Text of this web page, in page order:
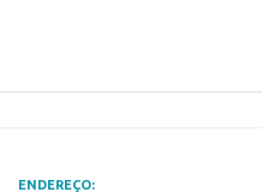
ENDEREÇO: